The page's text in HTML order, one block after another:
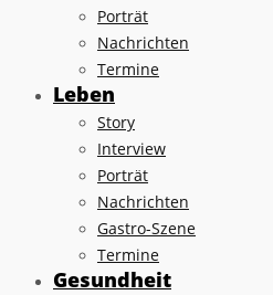
Porträt
Nachrichten
Termine
Leben
Story
Interview
Porträt
Nachrichten
Gastro-Szene
Termine
Gesundheit